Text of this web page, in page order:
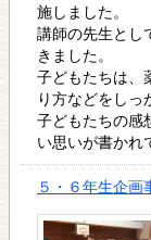
施しました。
講師の先生とし
きました。
子どもたちは、
り方などをしっ
子どもたちの感
い思いが書かれ
５・６年生企